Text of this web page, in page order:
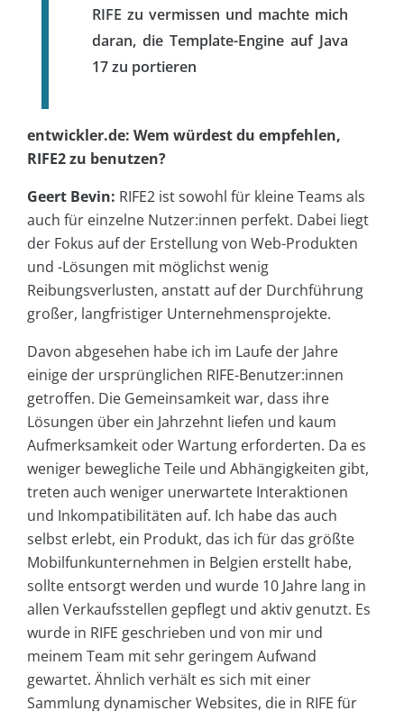
RIFE zu vermissen und machte mich
daran, die Template-Engine auf Java
17 zu portieren
entwickler.de: Wem würdest du empfehlen,
RIFE2 zu benutzen?
Geert Bevin: RIFE2 ist sowohl für kleine Teams als
auch für einzelne Nutzer:innen perfekt. Dabei liegt
der Fokus auf der Erstellung von Web-Produkten
und -Lösungen mit möglichst wenig
Reibungsverlusten, anstatt auf der Durchführung
großer, langfristiger Unternehmensprojekte.
Davon abgesehen habe ich im Laufe der Jahre
einige der ursprünglichen RIFE-Benutzer:innen
getroffen. Die Gemeinsamkeit war, dass ihre
Lösungen über ein Jahrzehnt liefen und kaum
Aufmerksamkeit oder Wartung erforderten. Da es
weniger bewegliche Teile und Abhängigkeiten gibt,
treten auch weniger unerwartete Interaktionen
und Inkompatibilitäten auf. Ich habe das auch
selbst erlebt, ein Produkt, das ich für das größte
Mobilfunkunternehmen in Belgien erstellt habe,
sollte entsorgt werden und wurde 10 Jahre lang in
allen Verkaufsstellen gepflegt und aktiv genutzt. Es
wurde in RIFE geschrieben und von mir und
meinem Team mit sehr geringem Aufwand
gewartet. Ähnlich verhält es sich mit einer
Sammlung dynamischer Websites, die in RIFE für